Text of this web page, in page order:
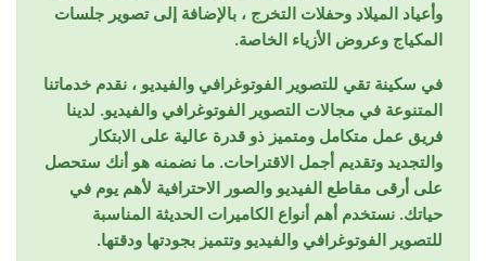
وأعياد الميلاد وحفلات التخرج ، بالإضافة إلى تصوير جلسات
المكياج وعروض الأزياء الخاصة.
في سكينة تقي للتصوير الفوتوغرافي والفيديو ، نقدم خدماتنا
المتنوعة في مجالات التصوير الفوتوغرافي والفيديو. لدينا
فريق عمل متكامل ومتميز ذو قدرة عالية على الابتكار
والتجديد وتقديم أجمل الاقتراحات. ما نضمنه هو أنك ستحصل
على أرقى مقاطع الفيديو والصور الاحترافية لأهم يوم في
حياتك. نستخدم أهم أنواع الكاميرات الحديثة المناسبة
للتصوير الفوتوغرافي والفيديو وتتميز بجودتها ودقتها.